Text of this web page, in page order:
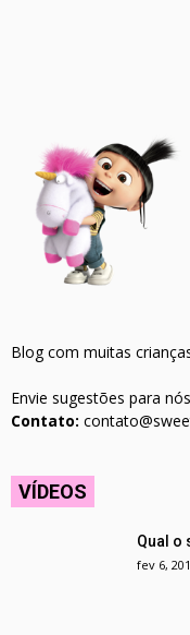
Blog com muitas
Envie sugestões para
Contato:
VÍDEOS
Qual o
fev 6,